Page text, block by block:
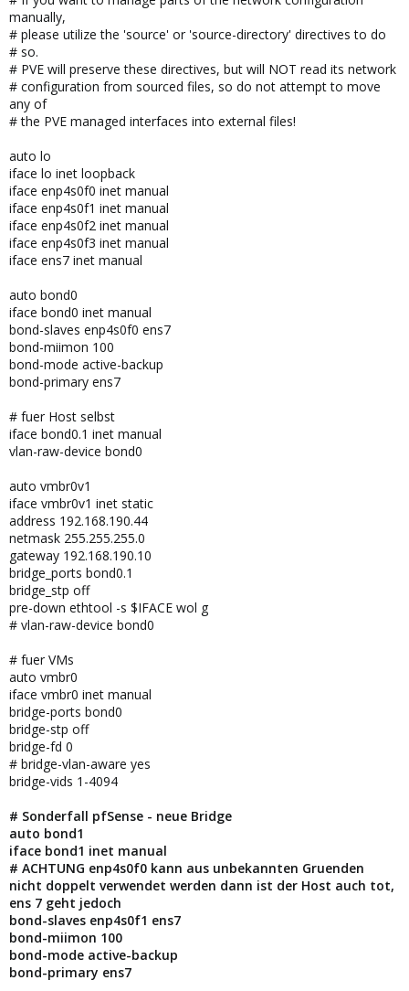
manually,
# please utilize the 'source' or 'source-directory' directives to do
# so.
# PVE will preserve these directives, but will NOT read its network
# configuration from sourced files, so do not attempt to move
any of
# the PVE managed interfaces into external files!
auto lo
iface lo inet loopback
iface enp4s0f0 inet manual
iface enp4s0f1 inet manual
iface enp4s0f2 inet manual
iface enp4s0f3 inet manual
iface ens7 inet manual
auto bond0
iface bond0 inet manual
bond-slaves enp4s0f0 ens7
bond-miimon 100
bond-mode active-backup
bond-primary ens7
# fuer Host selbst
iface bond0.1 inet manual
vlan-raw-device bond0
auto vmbr0v1
iface vmbr0v1 inet static
address 192.168.190.44
netmask 255.255.255.0
gateway 192.168.190.10
bridge_ports bond0.1
bridge_stp off
pre-down ethtool -s $IFACE wol g
# vlan-raw-device bond0
# fuer VMs
auto vmbr0
iface vmbr0 inet manual
bridge-ports bond0
bridge-stp off
bridge-fd 0
# bridge-vlan-aware yes
bridge-vids 1-4094
# Sonderfall pfSense - neue Bridge
auto bond1
iface bond1 inet manual
# ACHTUNG enp4s0f0 kann aus unbekannten Gruenden
nicht doppelt verwendet werden dann ist der Host auch tot,
ens 7 geht jedoch
bond-slaves enp4s0f1 ens7
bond-miimon 100
bond-mode active-backup
bond-primary ens7